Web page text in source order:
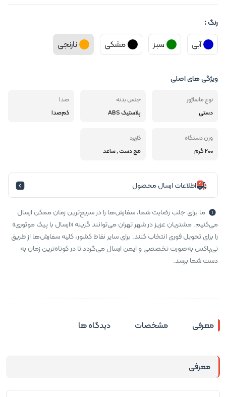
رنگ :
آبی سبز مشکی نارنجی
ویژگی های اصلی
نوع ماساژور
دستی
جنس بدنه
پلاستیک ABS
صدا
کم‌صدا
وزن دستگاه
200 گرم
کاربرد
مچ دست , ساعد
اطلاعات ارسال محصول
ما برای جلب رضایت شما، سفارش‌ها را در سریع‌ترین زمان ممکن ارسال
می‌کنیم. مشتریان عزیز در شهر تهران می‌توانند گزینه «ارسال با پیک موتوری»
را برای تحویل فوری انتخاب کنند. برای سایر نقاط کشور، کلیه سفارش‌ها از طریق
تی‌پاکس به‌صورت تخصصی و ایمن ارسال می‌گردد تا در کوتاه‌ترین زمان به
دست شما برسد.
معرفی مشخصات دیدگاه ها
معرفی